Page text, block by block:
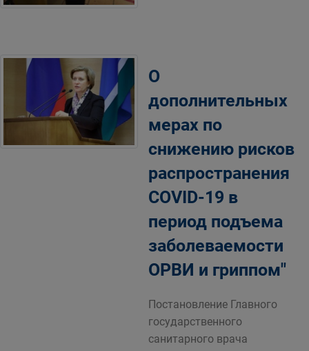
О
дополнительных
мерах по
снижению рисков
распространения
СОVID-19 в
период подъема
заболеваемости
ОРВИ и гриппом"
Постановление Главного
государственного
санитарного врача